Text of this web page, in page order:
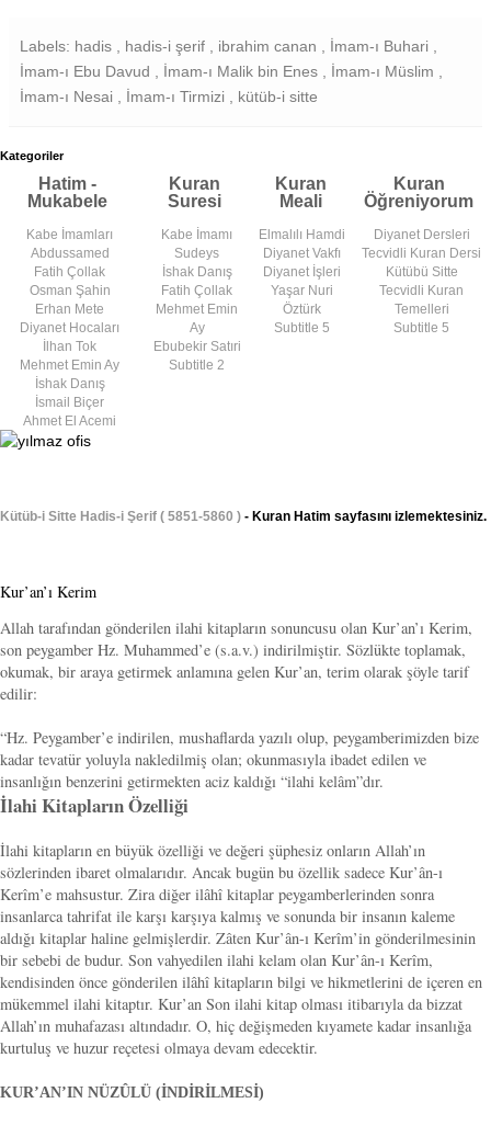
Labels: hadis , hadis-i şerif , ibrahim canan , İmam-ı Buhari ,
İmam-ı Ebu Davud , İmam-ı Malik bin Enes , İmam-ı Müslim ,
İmam-ı Nesai , İmam-ı Tirmizi , kütüb-i sitte
Kategoriler
Hatim -
Mukabele
Kuran
Suresi
Kuran
Meali
Kuran
Öğreniyorum
Kabe İmamları
Abdussamed
Fatih Çollak
Osman Şahin
Erhan Mete
Diyanet Hocaları
İlhan Tok
Mehmet Emin Ay
İshak Danış
İsmail Biçer
Ahmet El Acemi
Kabe İmamı
Sudeys
İshak Danış
Fatih Çollak
Mehmet Emin
Ay
Ebubekir Satıri
Subtitle 2
Elmalılı Hamdi
Diyanet Vakfı
Diyanet İşleri
Yaşar Nuri
Öztürk
Subtitle 5
Diyanet Dersleri
Tecvidli Kuran Dersi
Kütübü Sitte
Tecvidli Kuran
Temelleri
Subtitle 5
Kütüb-i Sitte Hadis-i Şerif ( 5851-5860 ) - Kuran Hatim sayfasını izlemektesiniz.
Kur’an’ı Kerim
Allah tarafından gönderilen ilahi kitapların sonuncusu olan Kur’an’ı Kerim,
son peygamber Hz. Muhammed’e (s.a.v.) indirilmiştir. Sözlükte toplamak,
okumak, bir araya getirmek anlamına gelen Kur’an, terim olarak şöyle tarif
edilir:
“Hz. Peygamber’e indirilen, mushaflarda yazılı olup, peygamberimizden bize
kadar tevatür yoluyla nakledilmiş olan; okunmasıyla ibadet edilen ve
insanlığın benzerini getirmekten aciz kaldığı “ilahi kelâm”dır.
İlahi Kitapların Özelliği
İlahi kitapların en büyük özelliği ve değeri şüphesiz onların Allah’ın
sözlerinden ibaret olmalarıdır. Ancak bugün bu özellik sadece Kur’ân-ı
Kerîm’e mahsustur. Zira diğer ilâhî kitaplar peygamberlerinden sonra
insanlarca tahrifat ile karşı karşıya kalmış ve sonunda bir insanın kaleme
aldığı kitaplar haline gelmişlerdir. Zâten Kur’ân-ı Kerîm’in gönderilmesinin
bir sebebi de budur. Son vahyedilen ilahi kelam olan Kur’ân-ı Kerîm,
kendisinden önce gönderilen ilâhî kitapların bilgi ve hikmetlerini de içeren en
mükemmel ilahi kitaptır. Kur’an Son ilahi kitap olması itibarıyla da bizzat
Allah’ın muhafazası altındadır. O, hiç değişmeden kıyamete kadar insanlığa
kurtuluş ve huzur reçetesi olmaya devam edecektir.
KUR’AN’IN NÜZÛLÜ (İNDİRİLMESİ)